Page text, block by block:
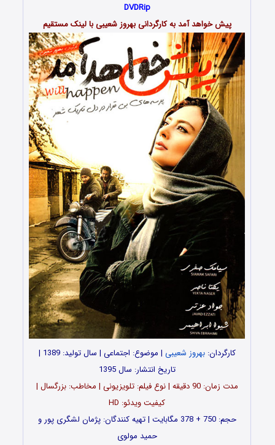
DVDRip
پیش خواهد آمد به کارگردانی بهروز شعیبی با لینک مستقیم
کارگردان:بهروز شعیبی
| موضوع: اجتماعی | سال تولید: 1389 |
تاریخ انتشار: سال 1395
مدت زمان: 90 دقیقه | نوع فیلم: تلویزیونی | مخاطب: بزرگسال |
کیفیت ویدئو: HD
حجم: 750 + 378 مگابایت | تهیه کنندگان: پژمان لشگری پور و
حمید مولوی